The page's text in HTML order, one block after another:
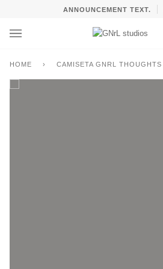
content
ANNOUNCEMENT TEXT.
HOME › CAMISETA GNRL